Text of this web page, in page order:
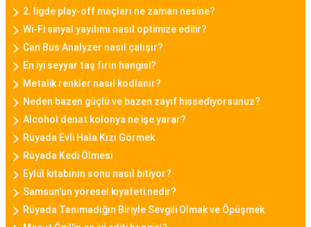
Casio Bayan Saat
Casio, sağlamlığı ve fonksiyonelliği ile tanınan bir
markadır. Casio bayan saat modelleri, dayanıklılık
ve şıklığı bir araya getirerek spor ve günlük
kullanıma uygun seçenekler sunar.
Fossil Bayan Saat
Fossil, vintage ve modern tasarımları başarıyla
birleştiren bayan saat modelleriyle bilinir. Fossil
bayan saatleri, özgün detaylar ve kaliteli malzeme
kullanımıyla öne çıkar.
2. ligde play-off maçları ne zaman nesine?
Wi-Fi sinyal yayılımı nasıl optimize edilir?
Can Bus Analyzer nasıl çalışır?
En iyi seyyar taş fırın hangisi?
Metalik renkler nasıl kodlanır?
Neden bazen güçlü ve bazen zayıf hissediyorsunuz?
Alcohol denat kolonya ne işe yarar?
Rüyada Evli Hala Kızı Görmek
Rüyada Kedi Ölmesi
Eylül kitabının sonu nasıl bitiyor?
Samsun'un yöresel kıyafeti nedir?
Rüyada Tanımadığın Biriyle Sevgili Olmak ve Öpüşmek